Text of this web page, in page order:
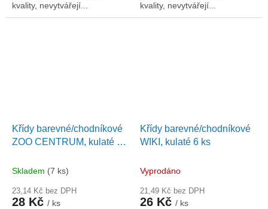
kvality, nevytvářejí...
kvality, nevytvářejí...
Křídy barevné/chodníkové
ZOO CENTRUM, kulaté 6
Skladem (7 ks)
23,14 Kč bez DPH
28 Kč / ks
Křídy barevné/chodníkové
WIKI, kulaté 6 ks
Vyprodáno
21,49 Kč bez DPH
26 Kč / ks